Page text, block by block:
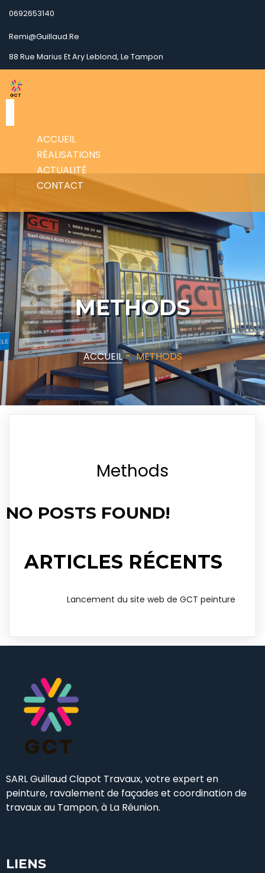
0692653140
Remi@guillaud.re
88 Rue Marius Et Ary Leblond, Le Tampon
ACCUEIL
RÉALISATIONS
ACTUALITÉ
CONTACT
METHODS
ACCUEIL - METHODS
Methods
NO POSTS FOUND!
ARTICLES RÉCENTS
Lancement du site web de GCT peinture
SARL Guillaud Clapot Travaux, votre expert en
peinture, ravalement de façades et coordination de
travaux au Tampon, à La Réunion.
LIENS